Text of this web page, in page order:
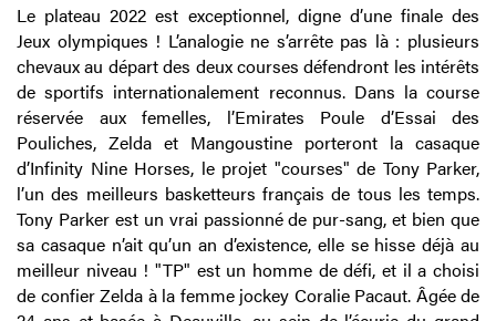
Le plateau 2022 est exceptionnel, digne d’une finale des
Jeux olympiques ! L’analogie ne s’arrête pas là : plusieurs
chevaux au départ des deux courses défendront les intérêts
de sportifs internationalement reconnus. Dans la course
réservée aux femelles, l’Emirates Poule d’Essai des
Pouliches, Zelda et Mangoustine porteront la casaque
d’Infinity Nine Horses, le projet "courses" de Tony Parker,
l’un des meilleurs basketteurs français de tous les temps.
Tony Parker est un vrai passionné de pur-sang, et bien que
sa casaque n’ait qu’un an d’existence, elle se hisse déjà au
meilleur niveau ! "TP" est un homme de défi, et il a choisi
de confier Zelda à la femme jockey Coralie Pacaut. Âgée de